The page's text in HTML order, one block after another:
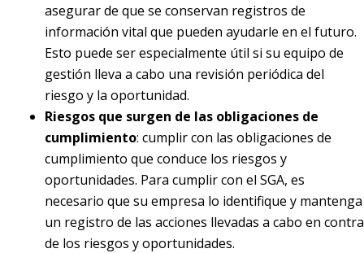
asegurar de que se conservan registros de
información vital que pueden ayudarle en el futuro.
Esto puede ser especialmente útil si su equipo de
gestión lleva a cabo una revisión periódica del
riesgo y la oportunidad.
Riesgos que surgen de las obligaciones de
cumplimiento: cumplir con las obligaciones de
cumplimiento que conduce los riesgos y
oportunidades. Para cumplir con el SGA, es
necesario que su empresa lo identifique y mantenga
un registro de las acciones llevadas a cabo en contra
de los riesgos y oportunidades.